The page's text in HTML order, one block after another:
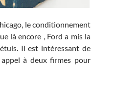
le conditionnement
là encore , Ford a mis la
Il est intéressant de
à deux firmes pour